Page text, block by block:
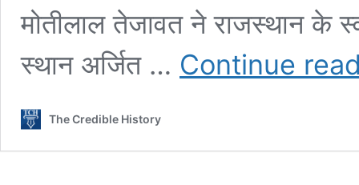
मोतीलाल तेजावत ने राजस्थान के
स्थान अर्जित … Continue
The Credible History